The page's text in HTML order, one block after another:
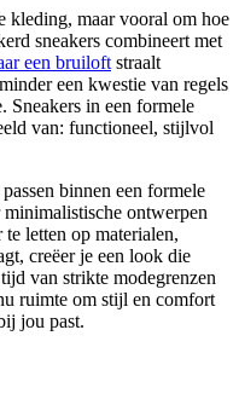
kleding, maar vooral om hoe
sneakers combineert met
een bruiloft straalt
een kwestie van regels
Sneakers in een formele
van: functioneel, stijlvol
binnen een formele
ontwerpen
letten op materialen,
creëer je een look die
van strikte modegrenzen
ruimte om stijl en comfort
jou past.